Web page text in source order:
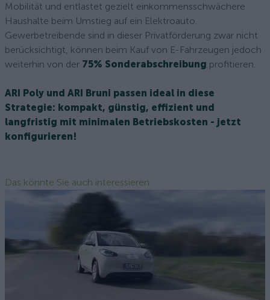
Mobilität und entlastet gezielt einkommensschwächere
Haushalte beim Umstieg auf ein Elektroauto.
Gewerbetreibende sind in dieser Privatförderung zwar nicht
berücksichtigt, können beim Kauf von E-Fahrzeugen jedoch
weiterhin von der 75% Sonderabschreibung profitieren.
ARI Poly und ARI Bruni passen ideal in diese
Strategie: kompakt, günstig, effizient und
langfristig mit minimalen Betriebskosten - jetzt
konfigurieren!
Das könnte Sie auch interessieren